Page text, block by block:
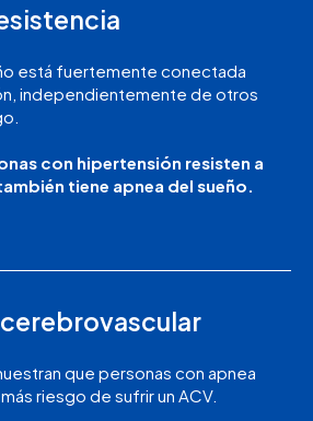
está fuertemente conectada
independientemente de otros
con hipertensión resisten a
tiene apnea del sueño.
que personas con apnea
riesgo de sufrir un ACV.